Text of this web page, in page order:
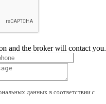
and the broker will contact you.
данных в соответствии с